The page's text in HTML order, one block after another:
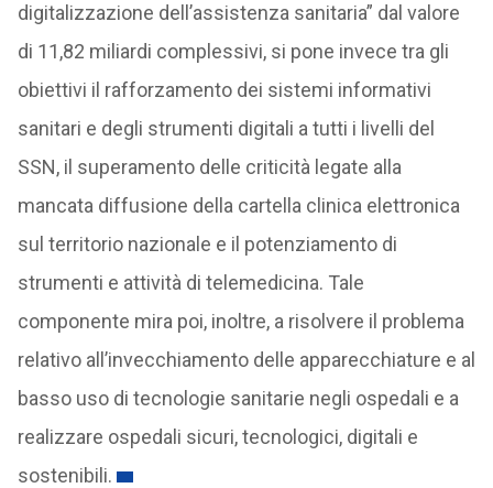
digitalizzazione dell’assistenza sanitaria” dal valore
di 11,82 miliardi complessivi, si pone invece tra gli
obiettivi il rafforzamento dei sistemi informativi
sanitari e degli strumenti digitali a tutti i livelli del
SSN, il superamento delle criticità legate alla
mancata diffusione della cartella clinica elettronica
sul territorio nazionale e il potenziamento di
strumenti e attività di telemedicina. Tale
componente mira poi, inoltre, a risolvere il problema
relativo all’invecchiamento delle apparecchiature e al
basso uso di tecnologie sanitarie negli ospedali e a
realizzare ospedali sicuri, tecnologici, digitali e
sostenibili.